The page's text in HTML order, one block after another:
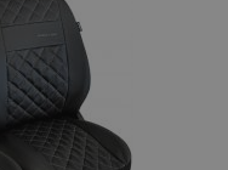
de
Deseos